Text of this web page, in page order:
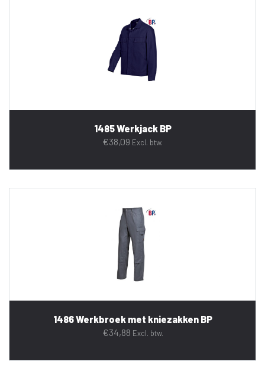
1485 Werkjack BP
€38,09 Excl. btw.
1486 Werkbroek met kniezakken BP
€34,88 Excl. btw.